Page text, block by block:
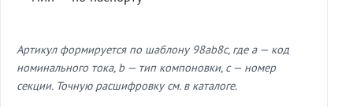
Артикул формируется по шаблону 98ab8c, где a — код
номинального тока, b — тип компоновки, c — номер
секции. Точную расшифровку см. в каталоге.